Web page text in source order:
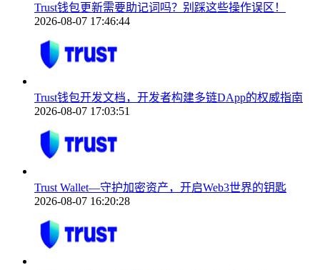
Trust钱包更新需要助记词吗？别踩这些操作误区！
2026-08-07 17:46:44
Trust钱包开发文档，开发者构建多链DApp的权威指南
2026-08-07 17:03:51
Trust Wallet—守护加密资产，开启Web3世界的钥匙
2026-08-07 16:20:28